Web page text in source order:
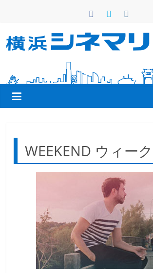
ン
横
浜
シ
ネ
マ
WEEKEND ウィー